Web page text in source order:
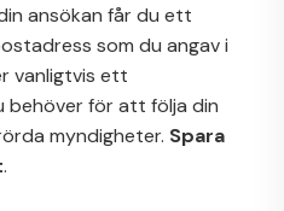
ansökan får du ett
som du angav i
vanligtvis ett
behöver för att följa din
myndigheter. Spara
.